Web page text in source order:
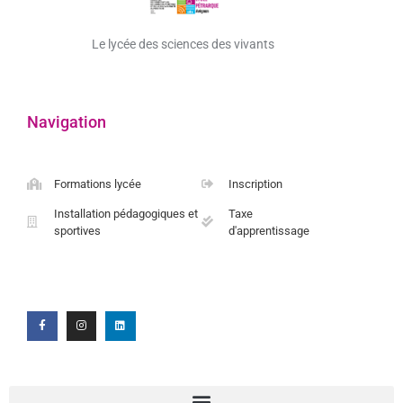
Le lycée des sciences des vivants
Navigation
Formations lycée
Installation pédagogiques et
sportives
Inscription
Taxe
d'apprentissage